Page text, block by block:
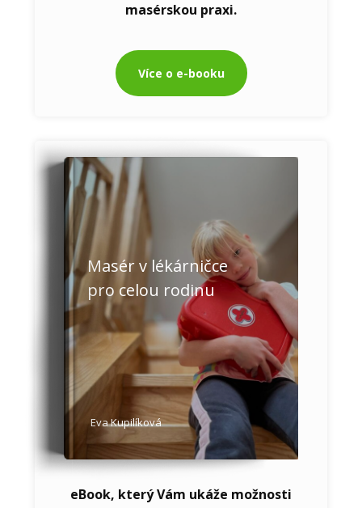
masérskou praxi.
Více o e-booku
Masér v lékárničce
pro celou rodinu
Eva Kupilíková
eBook, který Vám ukáže možnosti